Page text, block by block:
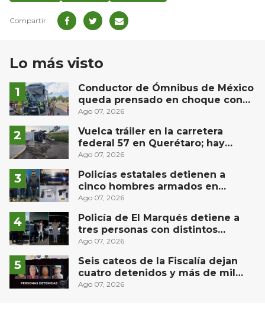
Lo más visto
Conductor de Ómnibus de México
queda prensado en choque con
materialista en San Juan del Río
Ago 07, 2026
Vuelca tráiler en la carretera
federal 57 en Querétaro; hay
derrame de combustible
Ago 07, 2026
Policías estatales detienen a
cinco hombres armados en
Puebla capital
Ago 07, 2026
Policía de El Marqués detiene a
tres personas con distintos
narcóticos
Ago 07, 2026
Seis cateos de la Fiscalía dejan
cuatro detenidos y más de mil
dosis aseguradas en Querétaro
Ago 07, 2026